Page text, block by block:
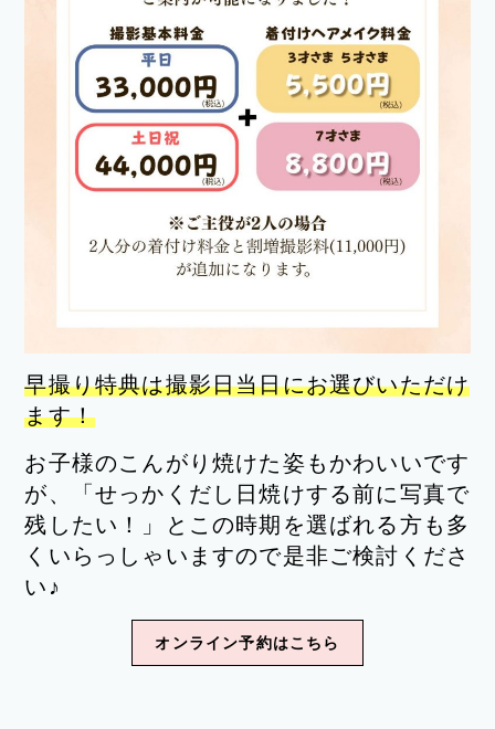
早撮り特典は撮影日当日にお選びいただけ
ます！
お子様のこんがり焼けた姿もかわいいです
が、「せっかくだし日焼けする前に写真で
残したい！」とこの時期を選ばれる方も多
くいらっしゃいますので是非ご検討くださ
い♪
オンライン予約はこちら